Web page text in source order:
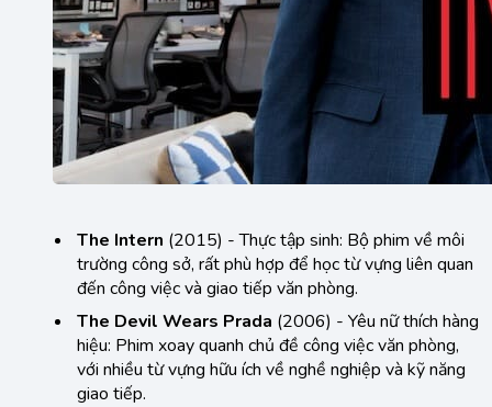
The Intern (2015) -Thực tập sinh: Bộ phim về môi
trường công sở, rất phù hợp để học từ vựng liên quan
đến công việc và giao tiếp văn phòng.
The Devil Wears Prada (2006) -Yêu nữ thích hàng
hiệu: Phim xoay quanh chủ đề công việc văn phòng,
với nhiều từ vựng hữu ích về nghề nghiệp và kỹ năng
giao tiếp.